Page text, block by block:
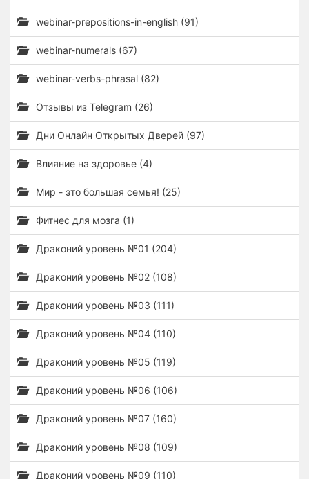
webinar-prepositions-in-english (91)
webinar-numerals (67)
webinar-verbs-phrasal (82)
Отзывы из Telegram (26)
Дни Онлайн Открытых Дверей (97)
Влияние на здоровье (4)
Мир - это большая семья! (25)
Фитнес для мозга (1)
Драконий уровень №01 (204)
Драконий уровень №02 (108)
Драконий уровень №03 (111)
Драконий уровень №04 (110)
Драконий уровень №05 (119)
Драконий уровень №06 (106)
Драконий уровень №07 (160)
Драконий уровень №08 (109)
Драконий уровень №09 (110)